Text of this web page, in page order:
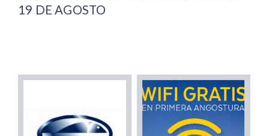
19 DE AGOSTO